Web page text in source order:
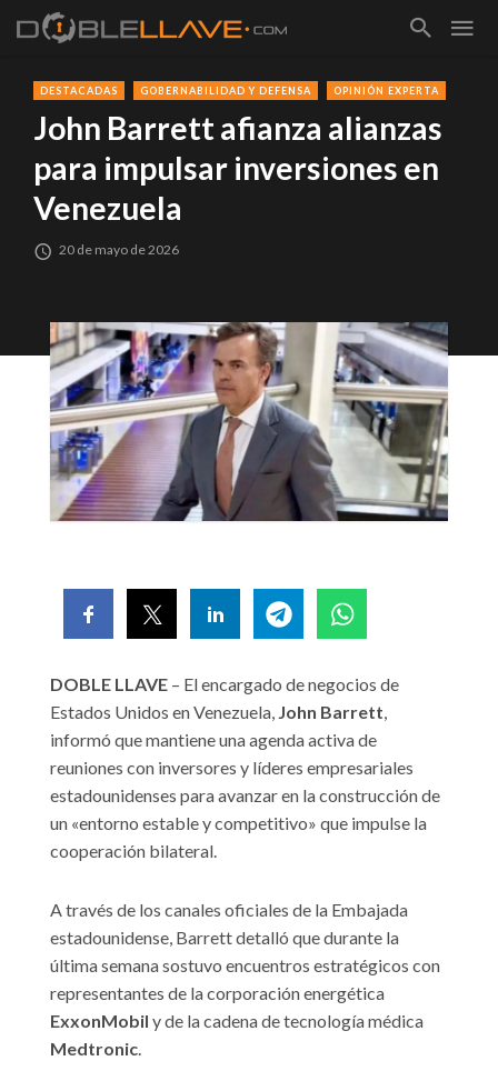
DESTACADAS GOBERNABILIDAD Y DEFENSA OPINIÓN EXPERTA
John Barrett afianza alianzas
para impulsar inversiones en
Venezuela
20 de mayo de 2026
DOBLE LLAVE – El encargado de negocios de
Estados Unidos en Venezuela, John Barrett,
informó que mantiene una agenda activa de
reuniones con inversores y líderes empresariales
estadounidenses para avanzar en la construcción de
un «entorno estable y competitivo» que impulse la
cooperación bilateral.
A través de los canales oficiales de la Embajada
estadounidense, Barrett detalló que durante la
última semana sostuvo encuentros estratégicos con
representantes de la corporación energética
ExxonMobil y de la cadena de tecnología médica
Medtronic.